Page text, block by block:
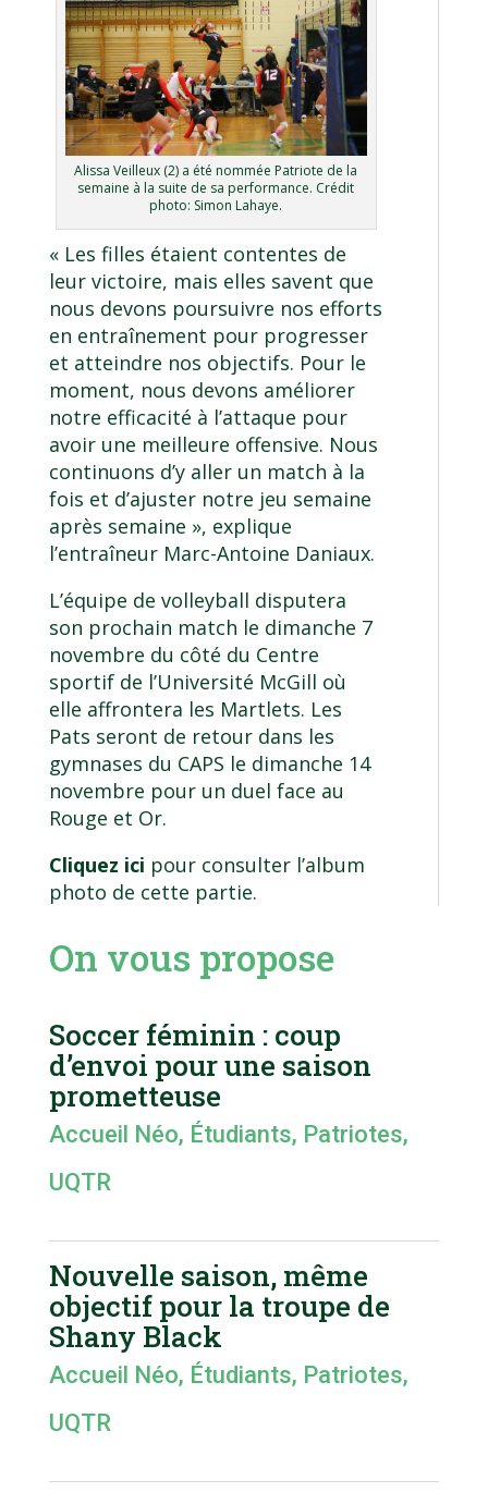
Alissa Veilleux (2) a été nommée Patriote de la
semaine à la suite de sa performance. Crédit
photo: Simon Lahaye.
« Les filles étaient contentes de
leur victoire, mais elles savent que
nous devons poursuivre nos efforts
en entraînement pour progresser
et atteindre nos objectifs. Pour le
moment, nous devons améliorer
notre efficacité à l’attaque pour
avoir une meilleure offensive. Nous
continuons d’y aller un match à la
fois et d’ajuster notre jeu semaine
après semaine », explique
l’entraîneur Marc-Antoine Daniaux.
L’équipe de volleyball disputera
son prochain match le dimanche 7
novembre du côté du Centre
sportif de l’Université McGill où
elle affrontera les Martlets. Les
Pats seront de retour dans les
gymnases du CAPS le dimanche 14
novembre pour un duel face au
Rouge et Or.
Cliquez ici pour consulter l’album
photo de cette partie.
On vous propose
Soccer féminin : coup
d’envoi pour une saison
prometteuse
Accueil Néo, Étudiants, Patriotes,
UQTR
Nouvelle saison, même
objectif pour la troupe de
Shany Black
Accueil Néo, Étudiants, Patriotes,
UQTR